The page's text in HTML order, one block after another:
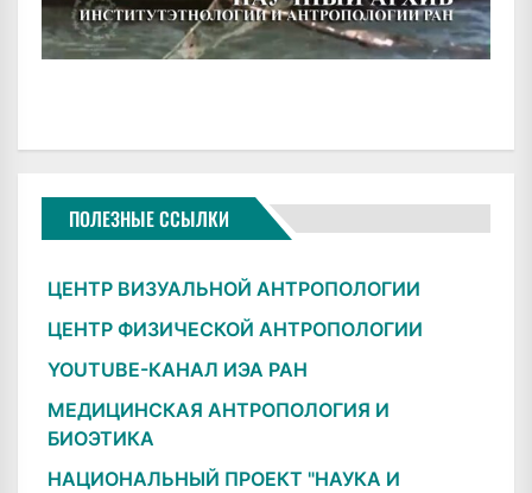
ПОЛЕЗНЫЕ ССЫЛКИ
ЦЕНТР ВИЗУАЛЬНОЙ АНТРОПОЛОГИИ
ЦЕНТР ФИЗИЧЕСКОЙ АНТРОПОЛОГИИ
YOUTUBE-КАНАЛ ИЭА РАН
МЕДИЦИНСКАЯ АНТРОПОЛОГИЯ И
БИОЭТИКА
НАЦИОНАЛЬНЫЙ ПРОЕКТ "НАУКА И